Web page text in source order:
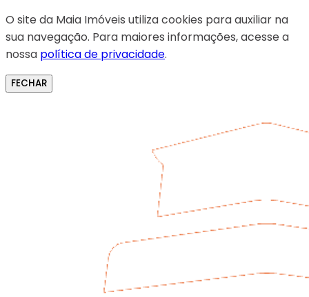
O site da Maia Imóveis utiliza cookies para auxiliar na
sua navegação. Para maiores informações, acesse a
nossa política de privacidade.
FECHAR